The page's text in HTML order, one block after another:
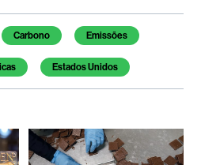
Carbono Emissões
Estados Unidos